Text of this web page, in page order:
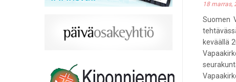
18 marras,
Suomen
keväällä